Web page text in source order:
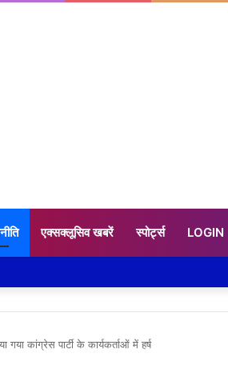
एक्सक्लूसिव खबरें स्पोर्ट्स LOGIN
गया कांग्रेस पार्टी के कार्यकर्ताओं में हर्ष